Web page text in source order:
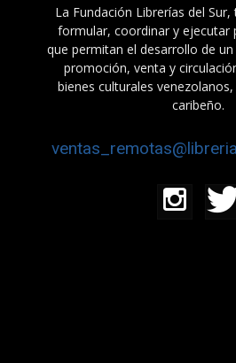
La Fundación Librerías del
formular, coordinar y ejecutar
que permitan el desarrollo de
promoción, venta y
bienes culturales
caribeño.